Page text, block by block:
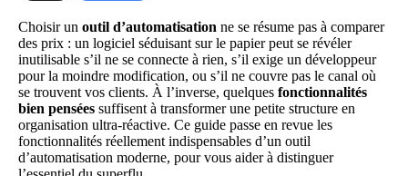
Choisir un outil d’automatisation ne se résume pas à comparer
des prix : un logiciel séduisant sur le papier peut se révéler
inutilisable s’il ne se connecte à rien, s’il exige un développeur
pour la moindre modification, ou s’il ne couvre pas le canal où
se trouvent vos clients. À l’inverse, quelques fonctionnalités
bien pensées suffisent à transformer une petite structure en
organisation ultra-réactive. Ce guide passe en revue les
fonctionnalités réellement indispensables d’un outil
d’automatisation moderne, pour vous aider à distinguer